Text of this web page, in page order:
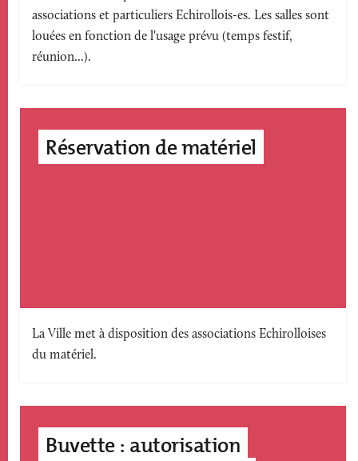
accroche
associations et particuliers Echirollois-es. Les salles sont
louées en fonction de l'usage prévu (temps festif,
réunion...).
Réservation de matériel
Texte
accroche
La Ville met à disposition des associations Echirolloises
du matériel.
Buvette : autorisation